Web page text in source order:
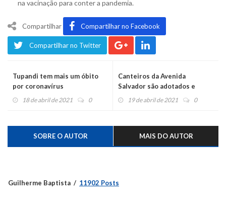
na vacinação para conter a pandemia.
Compartilhar Compartilhar no Facebook
Compartilhar no Twitter
Tupandi tem mais um óbito
por coronavírus
18 de abril de 2021 0
Canteiros da Avenida
Salvador são adotados e
floridos19 de abril de 2021 0
SOBRE O AUTOR MAIS DO AUTOR
Guilherme Baptista 11902 Posts